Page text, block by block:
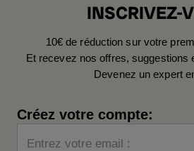
INSCRIVEZ-
10€ de réduction sur votre
Et recevez nos offres, suggestions
Devenez un expert
Créez votre compte:
Entrez votre email :